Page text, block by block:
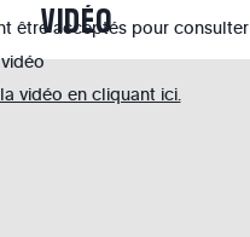
VIDÉO
être acceptés pour consulter
vidéo en cliquant ici.